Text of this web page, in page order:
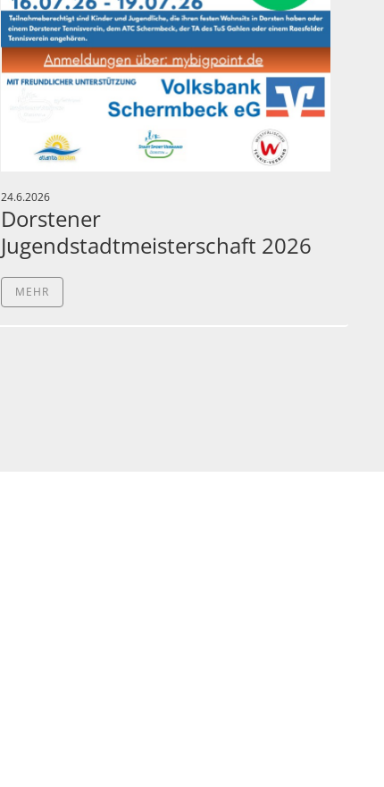
24.6.2026
Dorstener
Jugendstadtmeisterschaft 2026
MEHR